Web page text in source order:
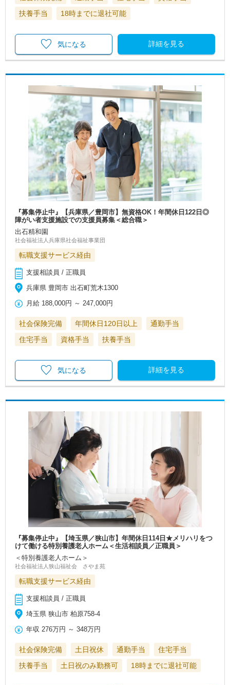
扶養手当
18時までに退社可能
詳細を見る
気になる
『募集停止中』【兵庫県／豊岡市】無資格OK！年間休日122日◎
障がい者支援施設での支援員募集＜総合職＞
出石精和園
社会福祉法人兵庫県社会福祉事業団
転職支援サービス経由
支援相談員 / 正職員
兵庫県 豊岡市 出石町荒木1300
月給 188,000円 ～247,000円
社会保険完備 年間休日120日以上
通勤手当
住宅手当
資格手当 扶養手当
詳細を見る
気になる
『募集停止中』【埼玉県／狭山市】年間休日114日★メリハリをつ
けて働ける特別養護老人ホーム＜生活相談員／正職員＞
＜特別養護老人ホーム＞
社会福祉法人狭山福祉会 さやま苑
転職支援サービス経由
支援相談員 / 正職員
埼玉県 狭山市 柏原758-4
年収 276万円 ～348万円
社会保険完備 土日祝休 通勤手当
住宅手当
扶養手当
土日祝のみ勤務可 18時までに退社可能